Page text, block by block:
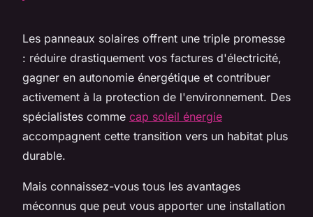
Les panneaux solaires offrent une triple promesse
: réduire drastiquement vos factures d'électricité,
gagner en autonomie énergétique et contribuer
activement à la protection de l'environnement. Des
spécialistes comme cap soleil énergie
accompagnent cette transition vers un habitat plus
durable.
Mais connaissez-vous tous les avantages
méconnus que peut vous apporter une installation